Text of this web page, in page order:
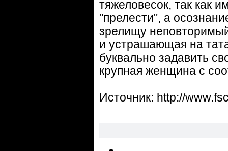
тяжеловесок, так как
"прелести", а
зрелищу
и устрашающая на
буквально задавить
крупная женщина с
Источник: http://